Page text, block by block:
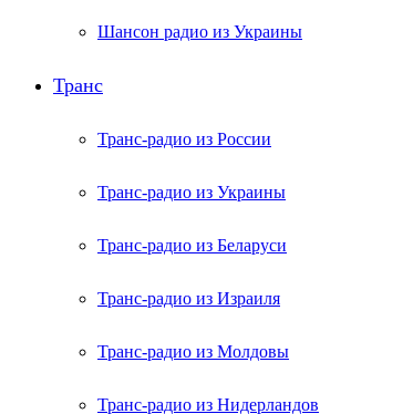
Шансон радио из Украины
Транс
Транс-радио из России
Транс-радио из Украины
Транс-радио из Беларуси
Транс-радио из Израиля
Транс-радио из Молдовы
Транс-радио из Нидерландов